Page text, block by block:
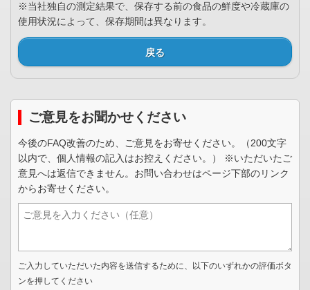
※当社独自の測定結果で、保存する前の食品の鮮度や冷蔵庫の
使用状況によって、保存期間は異なります。
戻る
ご意見をお聞かせください
今後のFAQ改善のため、ご意見をお寄せください。（200文字
以内で、個人情報の記入はお控えください。） ※いただいたご
意見へは返信できません。お問い合わせはページ下部のリンク
からお寄せください。
ご入力していただいた内容を送信するために、以下のいずれかの評価ボタ
ンを押してください